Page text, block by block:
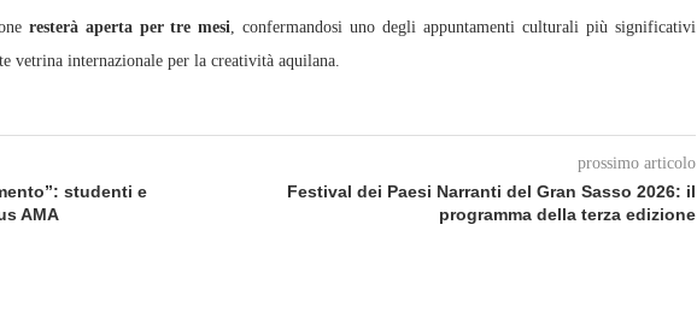
resterà aperta per tre mesi , confermandosi uno degli appuntamenti culturali più significativi
vetrina internazionale per la creatività aquilana.
studenti e
AMA
prossimo articolo
Festival dei Paesi Narranti del Gran Sasso 2026: il
programma della terza edizione